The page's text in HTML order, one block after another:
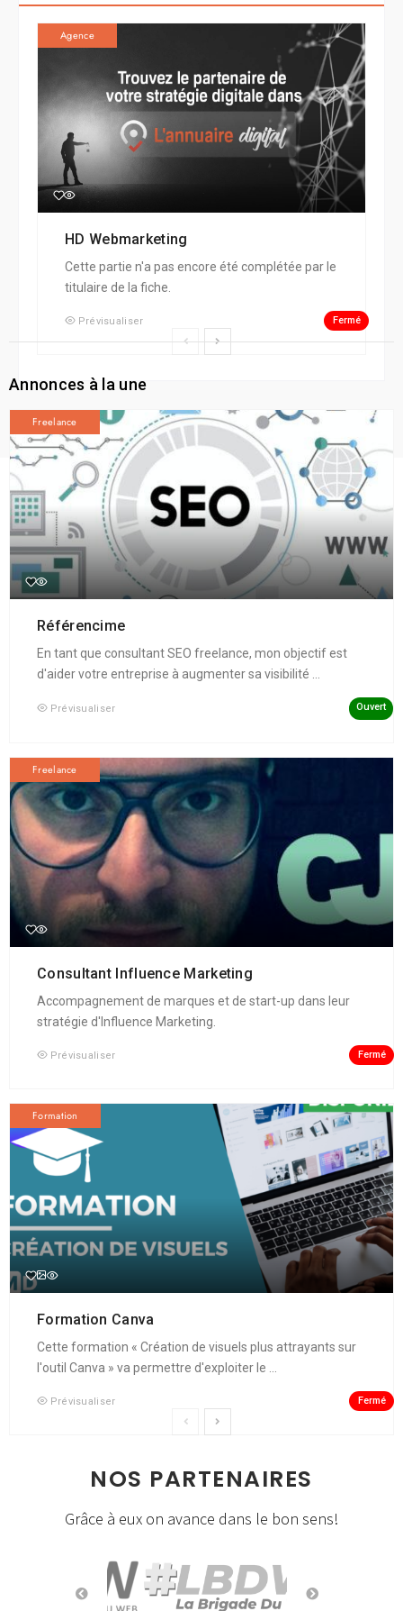
Agence
HD Webmarketing
Cette partie n'a pas encore été complétée par le
titulaire de la fiche.
Prévisualiser Fermé
Annonces à la une
Freelance
Référencime
En tant que consultant SEO freelance, mon objectif est
d'aider votre entreprise à augmenter sa visibilité ...
Prévisualiser Ouvert
Freelance
Consultant Influence Marketing
Accompagnement de marques et de start-up dans leur
stratégie d'Influence Marketing.
Prévisualiser Fermé
Formation
Formation Canva
Cette formation « Création de visuels plus attrayants sur
l'outil Canva » va permettre d'exploiter le ...
Prévisualiser Fermé
NOS PARTENAIRES
Grâce à eux on avance dans le bon sens!